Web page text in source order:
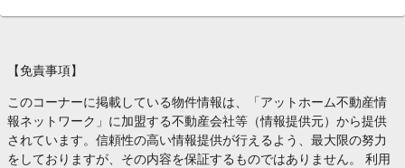
【免責事項】
このコーナーに掲載している物件情報は、「アットホーム不動産情
報ネットワーク」に加盟する不動産会社等（情報提供元）から提供
されています。信頼性の高い情報提供が行えるよう、最大限の努力
をしておりますが、その内容を保証するものではありません。 利用